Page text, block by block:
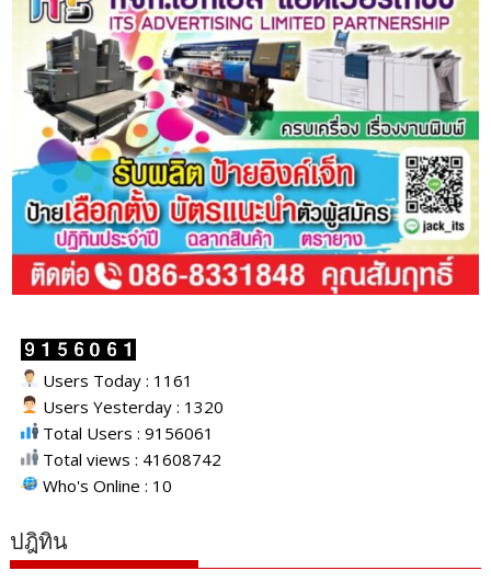
Users Today : 1161
Users Yesterday : 1320
Total Users : 9156061
Total views : 41608742
Who's Online : 10
ปฎิทิน